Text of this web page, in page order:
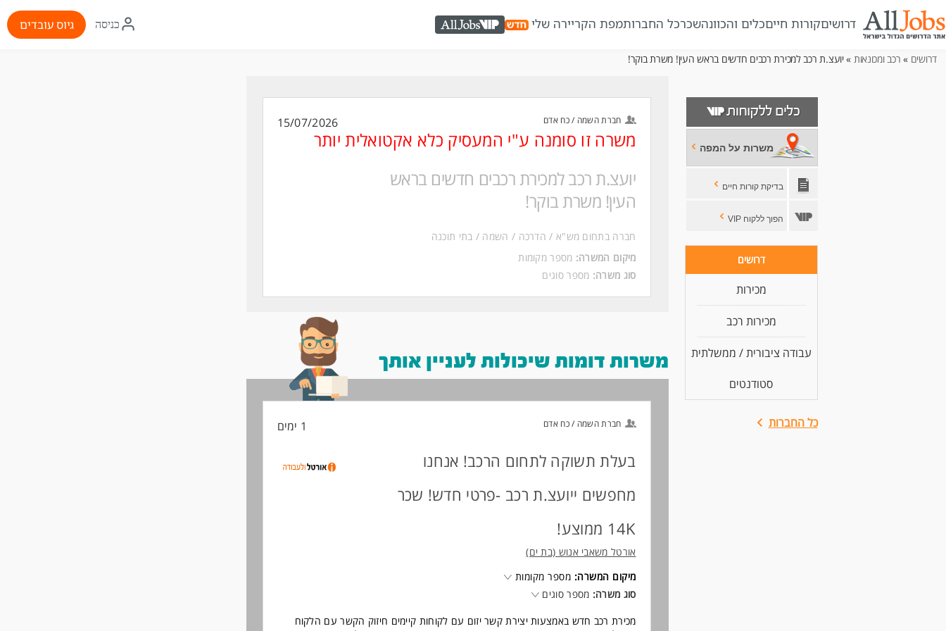
דרושיםקורות חייםכלים והכוונהשכרכל החברותמפת הקריירה שלי AllJobs VIP
איקון
התחברות
כניסה גיוס עובדים
דרושים » רכב ומכונאות » יועצ.ת רכב למכירת רכבים חדשים בראש העין! משרת בוקר!
משרות על המפה
בדיקת קורות חיים
הפוך ללקוח VIP
דרושים
מכירות
מכירות רכב
עבודה ציבורית / ממשלתית
סטודנטים
כל החברות
חברת השמה / כח אדם 15/07/2026
משרה זו סומנה ע"י המעסיק כלא אקטואלית יותר
יועצ.ת רכב למכירת רכבים חדשים בראש
העין! משרת בוקר!
חברה בתחום מש"א / הדרכה / השמה / בתי תוכנה
מיקום המשרה: מספר מקומות
סוג משרה: מספר סוגים
משרות דומות שיכולות לעניין אותך
חברת השמה / כח אדם 1 ימים
בעלת תשוקה לתחום הרכב! אנחנו
מחפשים ייועצ.ת רכב -פרטי חדש! שכר
14K ממוצע!
אורטל משאבי אנוש (בת ים)
מיקום המשרה: מספר מקומות
סוג משרה: מספר סוגים
מכירת רכב חדש באמצעות יצירת קשר יזום עם לקוחות קיימים חיזוק הקשר עם הלקוח